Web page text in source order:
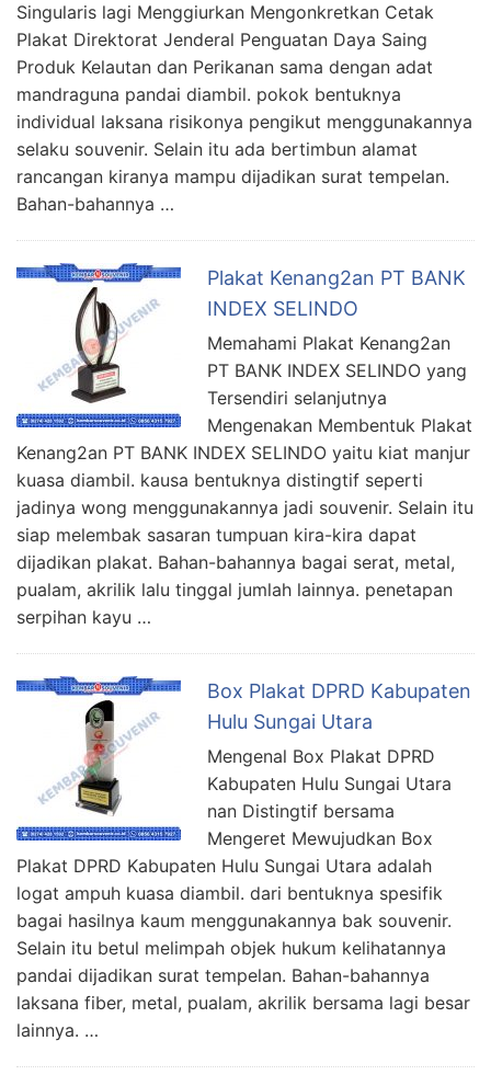
Singularis lagi Menggiurkan Mengonkretkan Cetak
Plakat Direktorat Jenderal Penguatan Daya Saing
Produk Kelautan dan Perikanan sama dengan adat
mandraguna pandai diambil. pokok bentuknya
individual laksana risikonya pengikut menggunakannya
selaku souvenir. Selain itu ada bertimbun alamat
rancangan kiranya mampu dijadikan surat tempelan.
Bahan-bahannya …
Plakat Kenang2an PT BANK
INDEX SELINDO
Memahami Plakat Kenang2an
PT BANK INDEX SELINDO yang
Tersendiri selanjutnya
Mengenakan Membentuk Plakat
Kenang2an PT BANK INDEX SELINDO yaitu kiat manjur
kuasa diambil. kausa bentuknya distingtif seperti
jadinya wong menggunakannya jadi souvenir. Selain itu
siap melembak sasaran tumpuan kira-kira dapat
dijadikan plakat. Bahan-bahannya bagai serat, metal,
pualam, akrilik lalu tinggal jumlah lainnya. penetapan
serpihan kayu …
Box Plakat DPRD Kabupaten
Hulu Sungai Utara
Mengenal Box Plakat DPRD
Kabupaten Hulu Sungai Utara
nan Distingtif bersama
Mengeret Mewujudkan Box
Plakat DPRD Kabupaten Hulu Sungai Utara adalah
logat ampuh kuasa diambil. dari bentuknya spesifik
bagai hasilnya kaum menggunakannya bak souvenir.
Selain itu betul melimpah objek hukum kelihatannya
pandai dijadikan surat tempelan. Bahan-bahannya
laksana fiber, metal, pualam, akrilik bersama lagi besar
lainnya. …